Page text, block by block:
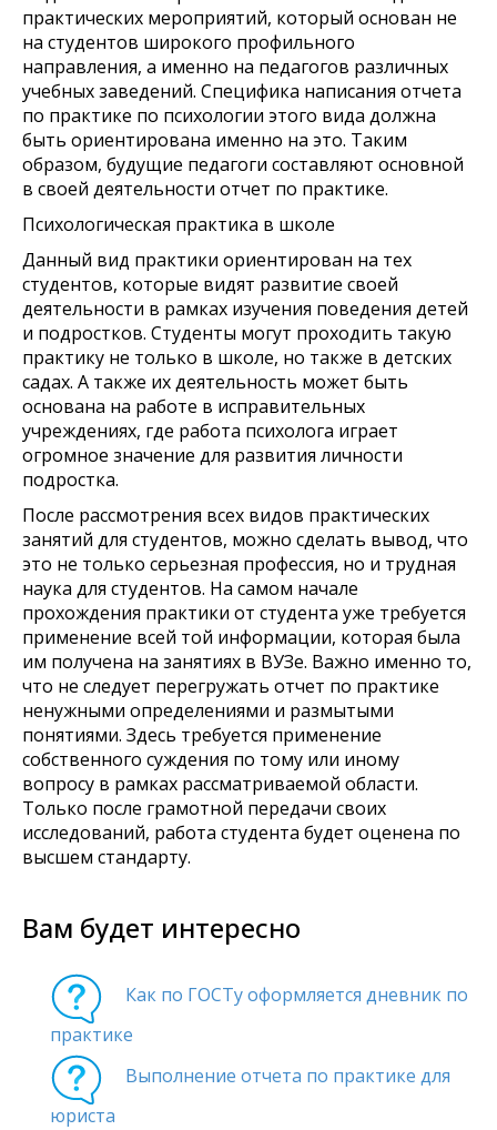
практических мероприятий, который основан не
на студентов широкого профильного
направления, а именно на педагогов различных
учебных заведений. Специфика написания отчета
по практике по психологии этого вида должна
быть ориентирована именно на это. Таким
образом, будущие педагоги составляют основной
в своей деятельности отчет по практике.
Психологическая практика в школе
Данный вид практики ориентирован на тех
студентов, которые видят развитие своей
деятельности в рамках изучения поведения детей
и подростков. Студенты могут проходить такую
практику не только в школе, но также в детских
садах. А также их деятельность может быть
основана на работе в исправительных
учреждениях, где работа психолога играет
огромное значение для развития личности
подростка.
После рассмотрения всех видов практических
занятий для студентов, можно сделать вывод, что
это не только серьезная профессия, но и трудная
наука для студентов. На самом начале
прохождения практики от студента уже требуется
применение всей той информации, которая была
им получена на занятиях в ВУЗе. Важно именно то,
что не следует перегружать отчет по практике
ненужными определениями и размытыми
понятиями. Здесь требуется применение
собственного суждения по тому или иному
вопросу в рамках рассматриваемой области.
Только после грамотной передачи своих
исследований, работа студента будет оценена по
высшем стандарту.
Вам будет интересно
Как по ГОСТу оформляется дневник по
практике
Выполнение отчета по практике для
юриста